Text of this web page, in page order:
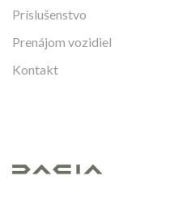
Príslušenstvo
Prenájom vozidiel
Kontakt